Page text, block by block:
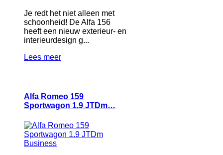
Je redt het niet alleen met
schoonheid! De Alfa 156
heeft een nieuw exterieur- en
interieurdesign g...
Lees meer
Alfa Romeo 159
Sportwagon 1.9 JTDm…